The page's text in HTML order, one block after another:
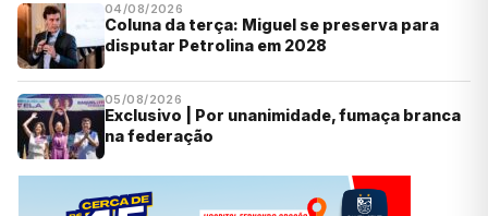
04/08/2026
Coluna da terça: Miguel se preserva para
disputar Petrolina em 2028
05/08/2026
Exclusivo | Por unanimidade, fumaça branca
na federação